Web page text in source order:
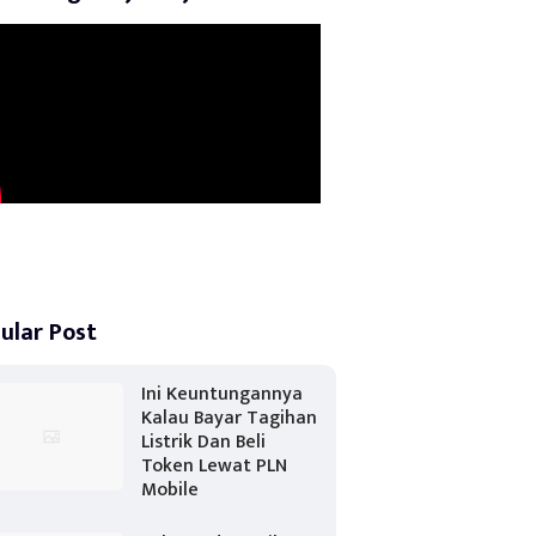
Post
Ini Keuntungannya
Kalau Bayar Tagihan
Listrik Dan Beli
Token Lewat PLN
Mobile